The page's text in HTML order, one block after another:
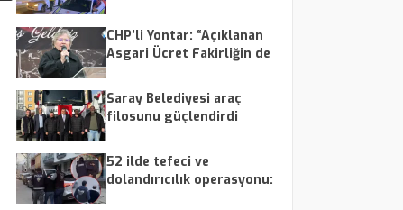
CHP’li Yontar: “Açıklanan
Asgari Ücret Fakirliğin de
Saray Belediyesi araç
filosunu güçlendirdi
52 ilde tefeci ve
dolandırıcılık operasyonu: